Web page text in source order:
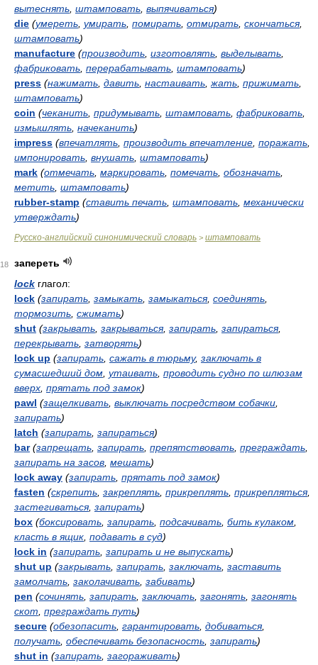
вытеснять штамповать выпячиваться)
die (умереть умирать помирать отмирать скончаться,
штамповать)
manufacture (производить изготовлять выделывать
фабриковать перерабатывать штамповать)
press (нажимать давить настаивать жать прижимать
штамповать)
coin (чеканить придумывать штамповать фабриковать
измышлять начеканить)
impress (впечатлять производить впечатление поражать
импонировать внушать штамповать)
mark (отмечать маркировать помечать обозначать
метить штамповать)
rubber-stamp (ставить печать штамповать механически
утверждать)
Русско-английский синонимический словарь > штамповать
18
запереть
lock глагол:
lock (запирать замыкать замыкаться, соединять
тормозить сжимать)
shut (закрывать закрываться, запирать запираться,
перекрывать затворять)
lock up (запирать сажать в тюрьму, заключать в
сумасшедший дом утаивать проводить судно по шлюзам
вверх прятать под замок)
pawl (защелкивать выключать посредством собачки
запирать)
latch (запирать запираться)
bar (запрещать запирать препятствовать преграждать
запирать на засов мешать)
lock away (запирать прятать под замок)
fasten (скрепить закреплять прикреплять прикрепляться,
застегиваться, запирать)
box (боксировать запирать подсачивать бить кулаком
класть в ящик подавать в суд)
lock in (запирать запирать и не выпускать)
shut up (закрывать запирать заключать заставить
замолчать заколачивать забивать)
pen (сочинять запирать заключать загонять загонять
скот преграждать путь)
secure (обезопасить гарантировать добиваться,
получать обеспечивать безопасность запирать)
shut in (запирать загораживать)